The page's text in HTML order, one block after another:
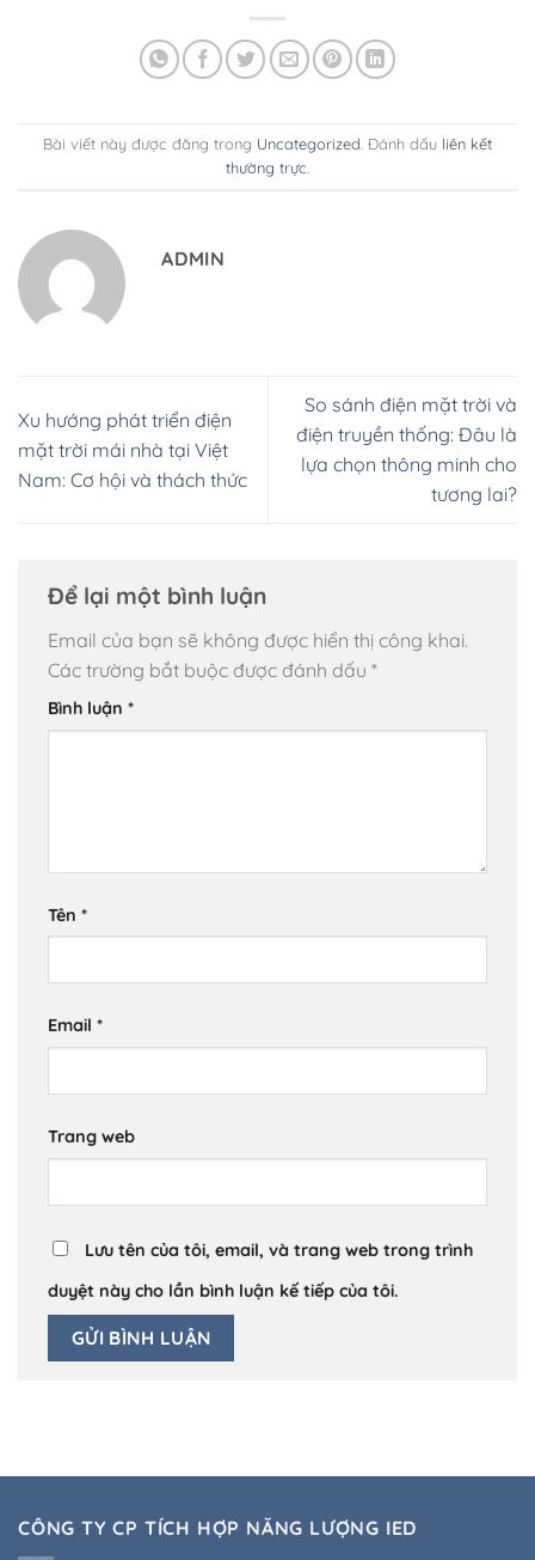
Bài viết này được đăng trong Uncategorized . Đánh dấu liên kết
thường trực
ADMIN
Xu hướng phát triển điện
mặt trời mái nhà tại Việt
Nam: Cơ hội và thách thức
So sánh điện mặt trời và
điện truyền thống: Đâu là
lựa chọn thông minh cho
tương lai?
Để lại một bình luận
Email của bạn sẽ không được hiển thị công khai.
Các trường bắt buộc được đánh dấu *
Bình luận *
Tên *
Email *
Trang web
Lưu tên của tôi, email, và trang web trong trình
duyệt này cho lần bình luận kế tiếp của tôi.
CÔNG TY CP TÍCH HỢP NĂNG LƯỢNG IED